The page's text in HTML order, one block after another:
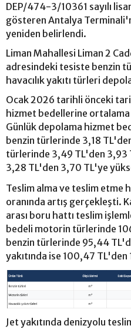
DEP/474-3/10361 sayılı
gösteren Antalya
yeniden belirlendi.
Liman Mahallesi Liman 2
adresindeki tesiste benzin
havacılık yakıtı türleri
Ocak 2026 tarihli önceki
hizmet bedellerine ortalama
Günlük depolama hizmet
benzin türlerinde 3,18
türlerinde 3,49 TL'den 3,93
3,28 TL'den 3,70 TL'ye
Teslim alma ve teslim etme
oranında artış gerçekleşti.
arası boru hattı teslim
bedeli motorin türlerinde
benzin türlerinde 95,44
yakıtında ise 100,47 TL'den
Jet yakıtında denizyolu